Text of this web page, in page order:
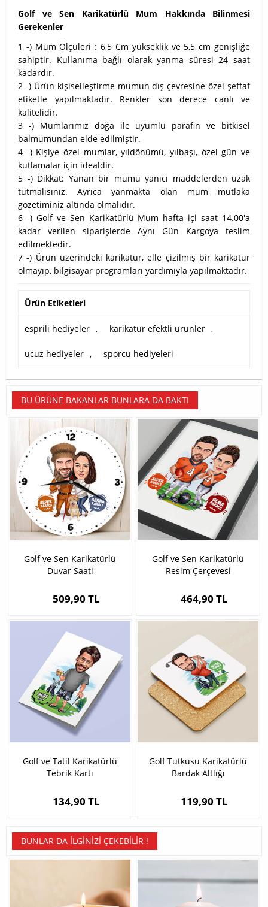
Golf ve Sen Karikatürlü Mum Hakkında Bilinmesi
Gerekenler
1 -) Mum Ölçüleri : 6,5 Cm yükseklik ve 5,5 cm genişliğe
sahiptir. Kullanıma bağlı olarak yanma süresi 24 saat
kadardır.
2 -) Ürün kişiselleştirme mumun dış çevresine özel şeffaf
etiketle yapılmaktadır. Renkler son derece canlı ve
kalitelidir.
3 -) Mumlarımız doğa ile uyumlu parafin ve bitkisel
balmumundan elde edilmiştir.
4 -) Kişiye özel mumlar, yıldönümü, yılbaşı, özel gün ve
kutlamalar için idealdir.
5 -) Dikkat: Yanan bir mumu yanıcı maddelerden uzak
tutmalısınız. Ayrıca yanmakta olan mum mutlaka
gözetiminiz altında olmalıdır.
6 -) Golf ve Sen Karikatürlü Mum hafta içi saat 14.00'a
kadar verilen siparişlerde Aynı Gün Kargoya teslim
edilmektedir.
7 -) Ürün üzerindeki karikatür, elle çizilmiş bir karikatür
olmayıp, bilgisayar programları yardımıyla yapılmaktadır.
Ürün Etiketleri
esprili hediyeler , karikatür efektli ürünler ,
ucuz hediyeler , sporcu hediyeleri
BU ÜRÜNE BAKANLAR BUNLARA DA BAKTI
Golf ve Sen Karikatürlü
Duvar Saati
509,90 TL
Golf ve Sen Karikatürlü
Resim Çerçevesi
464,90 TL
Golf ve Tatil Karikatürlü
Tebrik Kartı
134,90 TL
Golf Tutkusu Karikatürlü
Bardak Altlığı
119,90 TL
BUNLAR DA İLGINIZI ÇEKEBILIR !